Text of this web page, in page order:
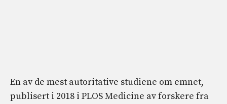
En av de mest autoritative studiene om emnet,
publisert i 2018 i PLOS Medicine av forskere fra